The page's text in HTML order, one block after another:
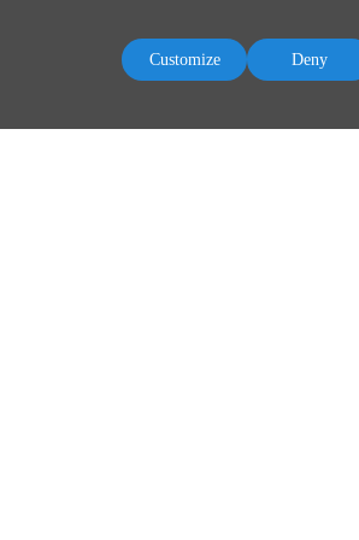
Customize Deny